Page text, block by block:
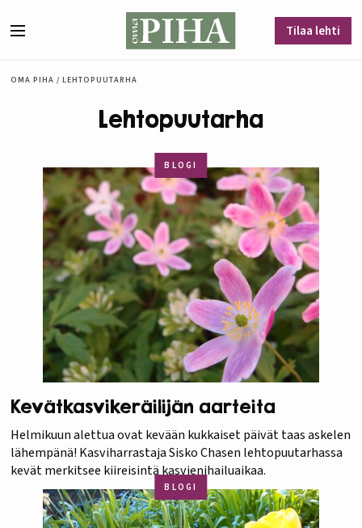
Tilaa lehti
OMA PIHA / LEHTOPUUTARHA
Lehtopuutarha
BLOGI
Kevätkasvikeräilijän aarteita
Helmikuun alettua ovat kevään kukkaiset päivät taas askelen
lähempänä! Kasviharrastaja Sisko Chasen lehtopuutarhassa
kevät merkitsee kiireisintä kasvienihailuaikaa.
BLOGI